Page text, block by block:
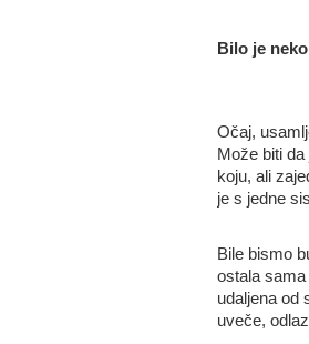
Bilo je
Očaj,
Može biti
koju, ali
je s jedne
Bile bismo
ostala
udaljena od
uveče,